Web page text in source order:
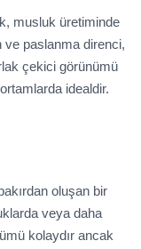
musluk üretiminde
ve paslanma direnci,
çekici görünümü
idealdir.
oluşan bir
veya daha
kolaydır ancak